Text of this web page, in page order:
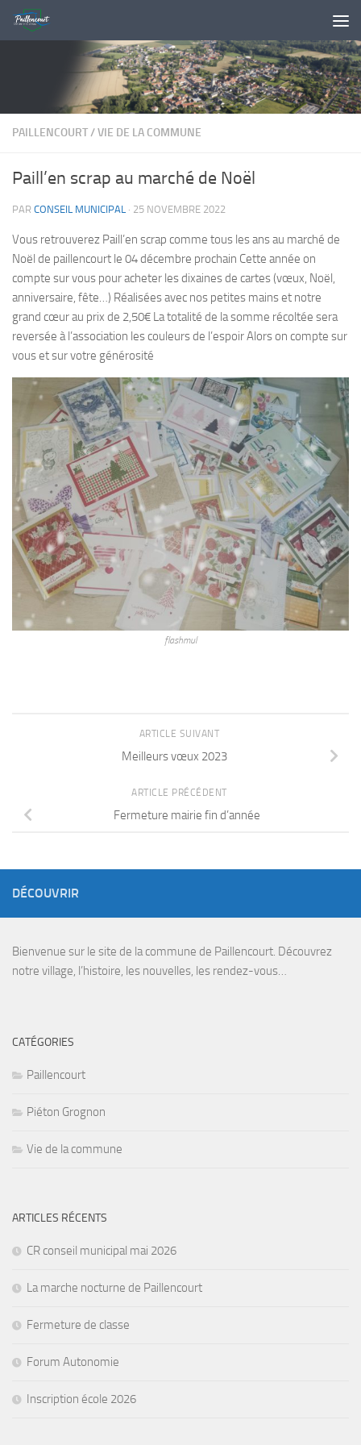
Skip to content
PAILLENCOURT/VIE DE LA COMMUNE
Paill’en scrap au marché de Noël
PAR CONSEIL MUNICIPAL · 25 NOVEMBRE 2022
Vous retrouverez Paill’en scrap comme tous les ans au marché de
Noël de paillencourt le 04 décembre prochain Cette année on
compte sur vous pour acheter les dixaines de cartes (vœux, Noël,
anniversaire, fête…) Réalisées avec nos petites mains et notre
grand cœur au prix de 2,50€ La totalité de la somme récoltée sera
reversée à l’association les couleurs de l’espoir Alors on compte sur
vous et sur votre générosité
flashmul
ARTICLE SUIVANT
Meilleurs vœux 2023
ARTICLE PRÉCÉDENT
Fermeture mairie fin d’année
DÉCOUVRIR
Bienvenue sur le site de la commune de Paillencourt. Découvrez
notre village, l’histoire, les nouvelles, les rendez-vous…
CATÉGORIES
Paillencourt
Piéton Grognon
Vie de la commune
ARTICLES RÉCENTS
CR conseil municipal mai 2026
La marche nocturne de Paillencourt
Fermeture de classe
Forum Autonomie
Inscription école 2026